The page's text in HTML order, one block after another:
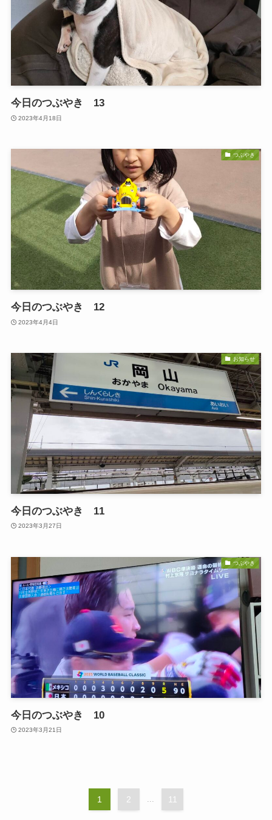
今日のつぶやき 13
2023年4月18日
つぶやき
今日のつぶやき 12
2023年4月4日
お知らせ
今日のつぶやき 11
2023年3月27日
つぶやき
今日のつぶやき 10
2023年3月21日
1 2 11